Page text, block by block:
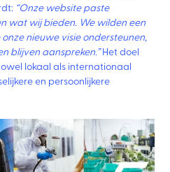
“Onze website paste
wat wij bieden. We wilden een
nieuwe visie ondersteunen,
blijven aanspreken.”Het doel
lokaal als internationaal
en persoonlijkere